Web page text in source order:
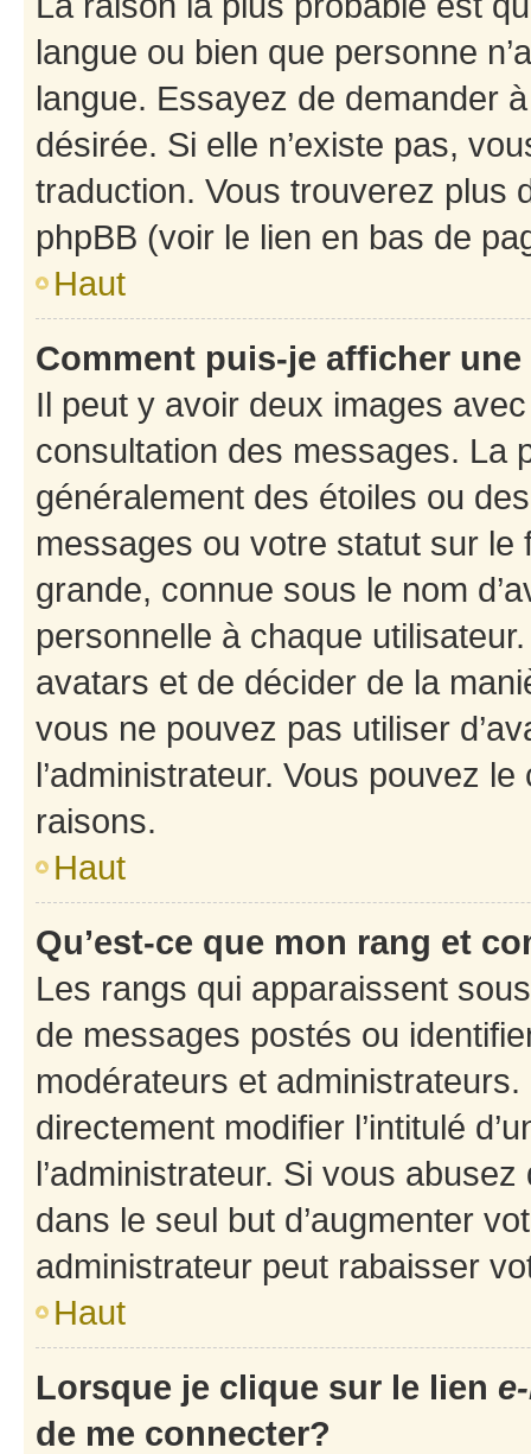
langue ou bien que personne
langue. Essayez de demander
désirée. Si elle n’existe pas,
traduction. Vous trouverez plus
phpBB (voir le lien en bas de
Haut
Comment puis-je afficher
Il peut y avoir deux images
consultation des messages. La
généralement des étoiles ou
messages ou votre statut sur
grande, connue sous le nom
personnelle à chaque utilisateur.
avatars et de décider de la
vous ne pouvez pas utiliser
l’administrateur. Vous pouvez
raisons.
Haut
Qu’est-ce que mon rang et
Les rangs qui apparaissent
de messages postés ou
modérateurs et
directement modifier l’intitulé
l’administrateur. Si vous
dans le seul but d’augmenter
administrateur peut rabaisser
Haut
Lorsque je clique sur le lien
de me connecter?